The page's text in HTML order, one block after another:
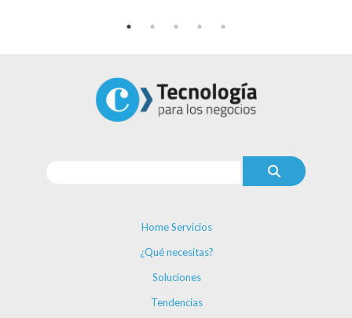
Home Servicios
¿Qué necesitas?
Soluciones
Tendencias